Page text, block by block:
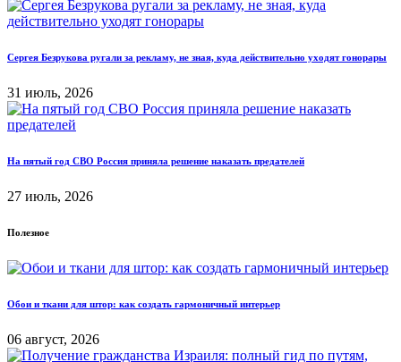
Сергея Безрукова ругали за рекламу, не зная, куда действительно уходят гонорары
31 июль, 2026
На пятый год СВО Россия приняла решение наказать предателей
27 июль, 2026
Полезное
Обои и ткани для штор: как создать гармоничный интерьер
06 август, 2026